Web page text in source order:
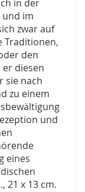
in der
und im
zwar auf
Traditionen,
den
diesen
sie nach
zu einem
und
eines
21 x 13 cm.